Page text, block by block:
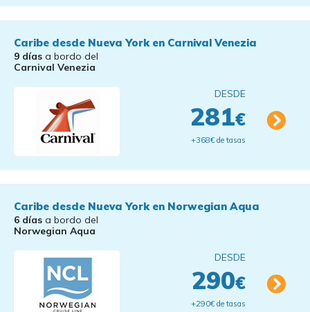
Caribe desde Nueva York en Carnival Venezia
9 días a bordo del
Carnival Venezia
DESDE
281€
+368€ de tasas
Caribe desde Nueva York en Norwegian Aqua
6 días a bordo del
Norwegian Aqua
DESDE
290€
+290€ de tasas